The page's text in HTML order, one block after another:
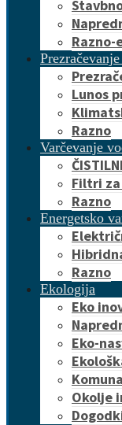
Razno-
Lunos
Razno
Varčevanje
Filtri
Razno
Energetsko
Razno
Ekologija
Eko
Eko-
Okolje